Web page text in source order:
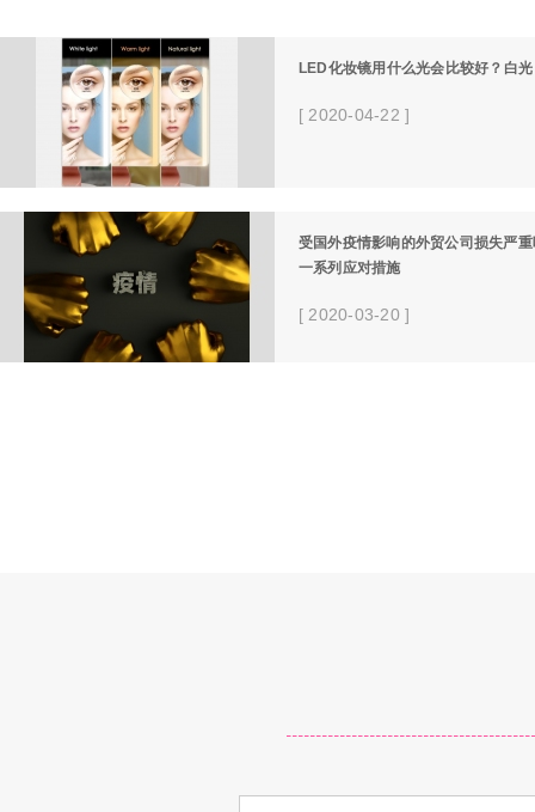
LED化妆镜用什么光会比较好？白
[ 2020-04-22 ]
受国外疫情影响的外贸公司损失严
一系列应对措施
[ 2020-03-20 ]